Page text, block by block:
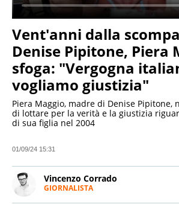
Vent'anni dalla
Denise Pipitone, Piera
sfoga: "Vergogna
vogliamo giustizia"
Piera Maggio, madre di Denise Pipitone,
di lottare per la verità e la giustizia
di sua figlia nel 2004
01/09/24 15:31
Vincenzo Corrado
GIORNALISTA